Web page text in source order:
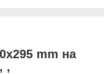
mm на
,